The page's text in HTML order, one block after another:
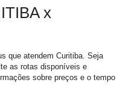
x
que atendem Curitiba. Seja
as rotas disponíveis e
sobre preços e o tempo